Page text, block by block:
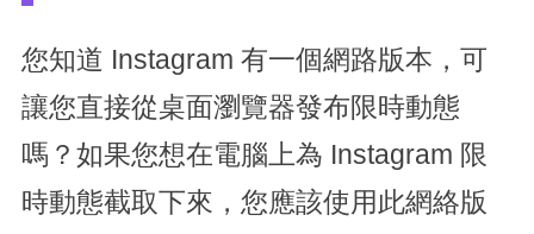
您知道 Instagram 有一個網路版本，可
讓您直接從桌面瀏覽器發布限時動態
嗎？如果您想在電腦上為 Instagram 限
時動態截取下來，您應該使用此網絡版